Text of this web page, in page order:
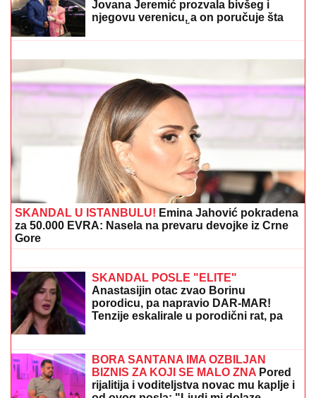
Veza sa pevačicom je ovog poznatog muškarca
odvela u propast: Bio najpoželjniji na estradi, pa se
odselio iz Srbije
"DRAGANE, USKLADI AMBICIJE SA
SVOJOM KONDICIJOM I MUNICIJOM"
Jovana Jeremić prozvala bivšeg i
njegovu verenicu, a on poručuje šta
istina"
IMA MRTVIH U STRAVIČNOJ
NESREĆI KOD RUME:Policija na licu
mesta